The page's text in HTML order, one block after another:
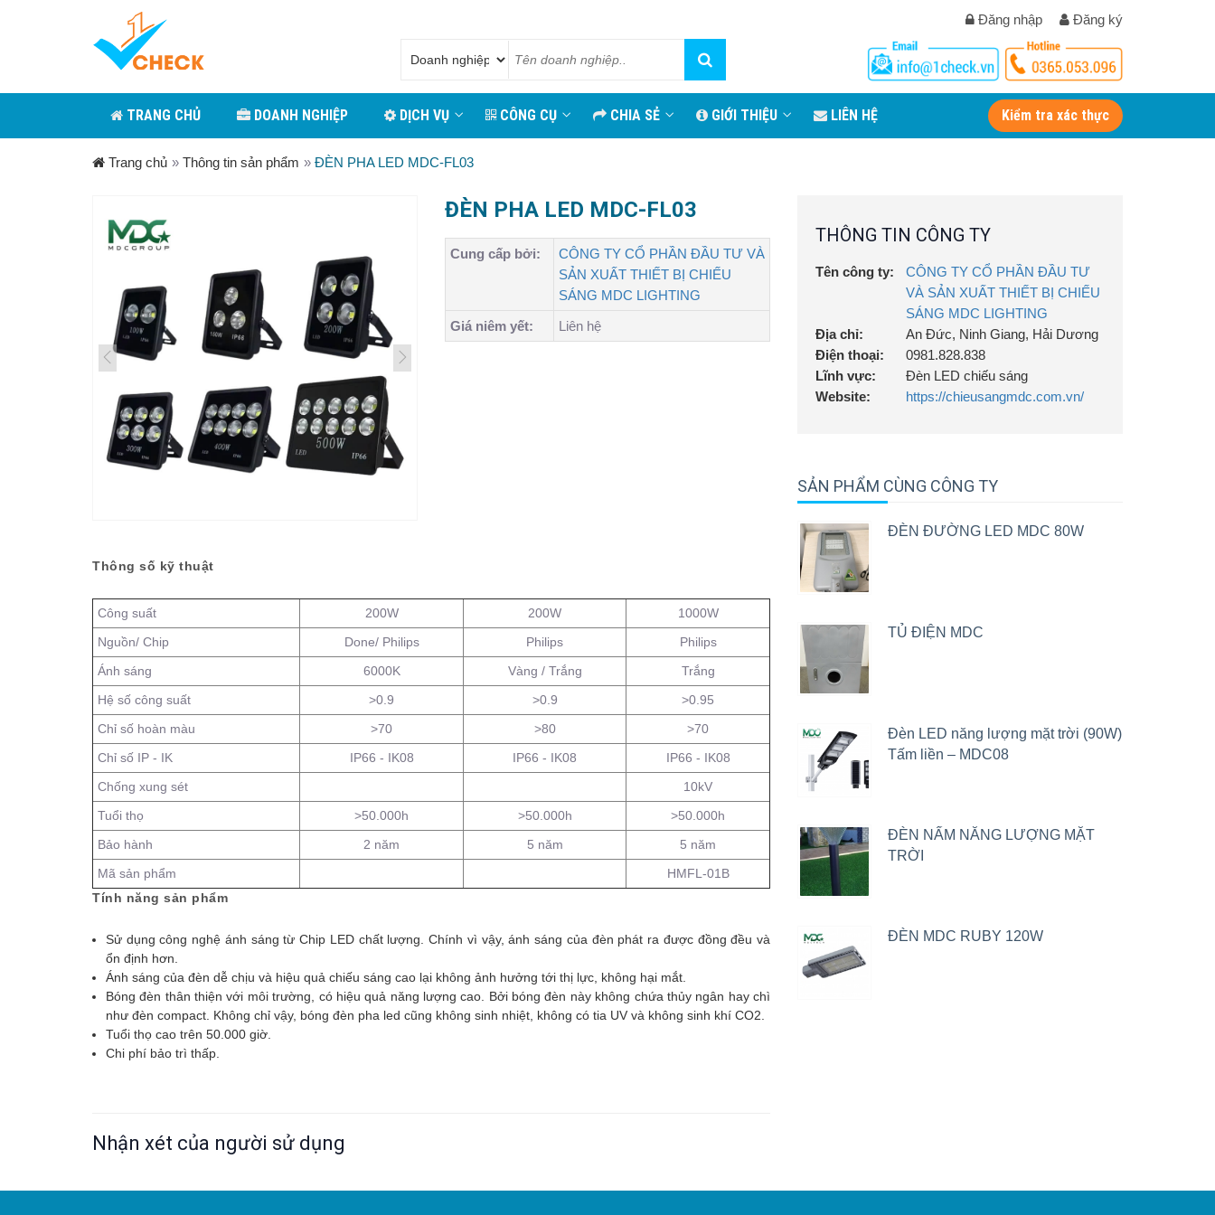
Đăng nhập Đăng ký
TRANG CHỦ DOANH NGHIỆP DỊCH VỤ CÔNG CỤ CHIA SẺ GIỚI THIỆU LIÊN HỆ Kiểm tra xác thực
Trang chủ » Thông tin sản phẩm » ĐÈN PHA LED MDC-FL03
ĐÈN PHA LED MDC-FL03
Cung cấp bởi:
CÔNG TY CỔ PHẦN ĐẦU TƯ VÀ
SẢN XUẤT THIẾT BỊ CHIẾU
SÁNG MDC LIGHTING
Giá niêm yết:
Liên hệ
Thông số kỹ thuật
Công suất 200W 200W
1000W
Nguồn/ Chip
Done/ Philips Philips
Philips
Ánh sáng
6000K Vàng / Trắng
Trắng
Hệ số công suất
>0.9 >0.9
>0.95
Chỉ số hoàn màu
>70 >80
>70
Chỉ số IP - IK
IP66 - IK08 IP66 - IK08
IP66 - IK08
Chống xung sét
10kV
Tuổi thọ
>50.000h >50.000h
>50.000h
Bảo hành
2 năm 5 năm
5 năm
Mã sản phẩm
HMFL-01B
Tính năng sản phẩm
Sử dụng công nghệ ánh sáng từ Chip LED chất lượng. Chính vì vậy, ánh sáng của đèn phát ra được đồng đều và
ổn định hơn.
Ánh sáng của đèn dễ chịu và hiệu quả chiếu sáng cao lại không ảnh hưởng tới thị lực, không hại mắt.
Bóng đèn thân thiện với môi trường, có hiệu quả năng lượng cao. Bởi bóng đèn này không chứa thủy ngân hay chì
như đèn compact. Không chỉ vậy, bóng đèn pha led cũng không sinh nhiệt, không có tia UV và không sinh khí CO2.
Tuổi thọ cao trên 50.000 giờ.
Chi phí bảo trì thấp.
Nhận xét của người sử dụng
THÔNG TIN CÔNG TY
Tên công ty:
CÔNG TY CỔ PHẦN ĐẦU TƯ
VÀ SẢN XUẤT THIẾT BỊ CHIẾU
SÁNG MDC LIGHTING
Địa chỉ:
An Đức, Ninh Giang, Hải Dương
Điện thoại:
0981.828.838
Lĩnh vực:
Đèn LED chiếu sáng
Website:
https://chieusangmdc.com.vn/
SẢN PHẨM CÙNG CÔNG TY
ĐÈN ĐƯỜNG LED MDC 80W
TỦ ĐIỆN MDC
Đèn LED năng lượng mặt trời (90W)
Tấm liền – MDC08
ĐÈN NẤM NĂNG LƯỢNG MẶT
TRỜI
ĐÈN MDC RUBY 120W